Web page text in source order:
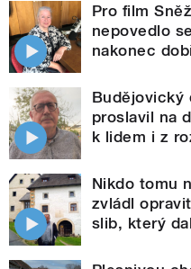
Pro film
nepovedlo
nakonec
Budějovický
proslavil na
k lidem i z
Nikdo tomu
zvládl
slib, který